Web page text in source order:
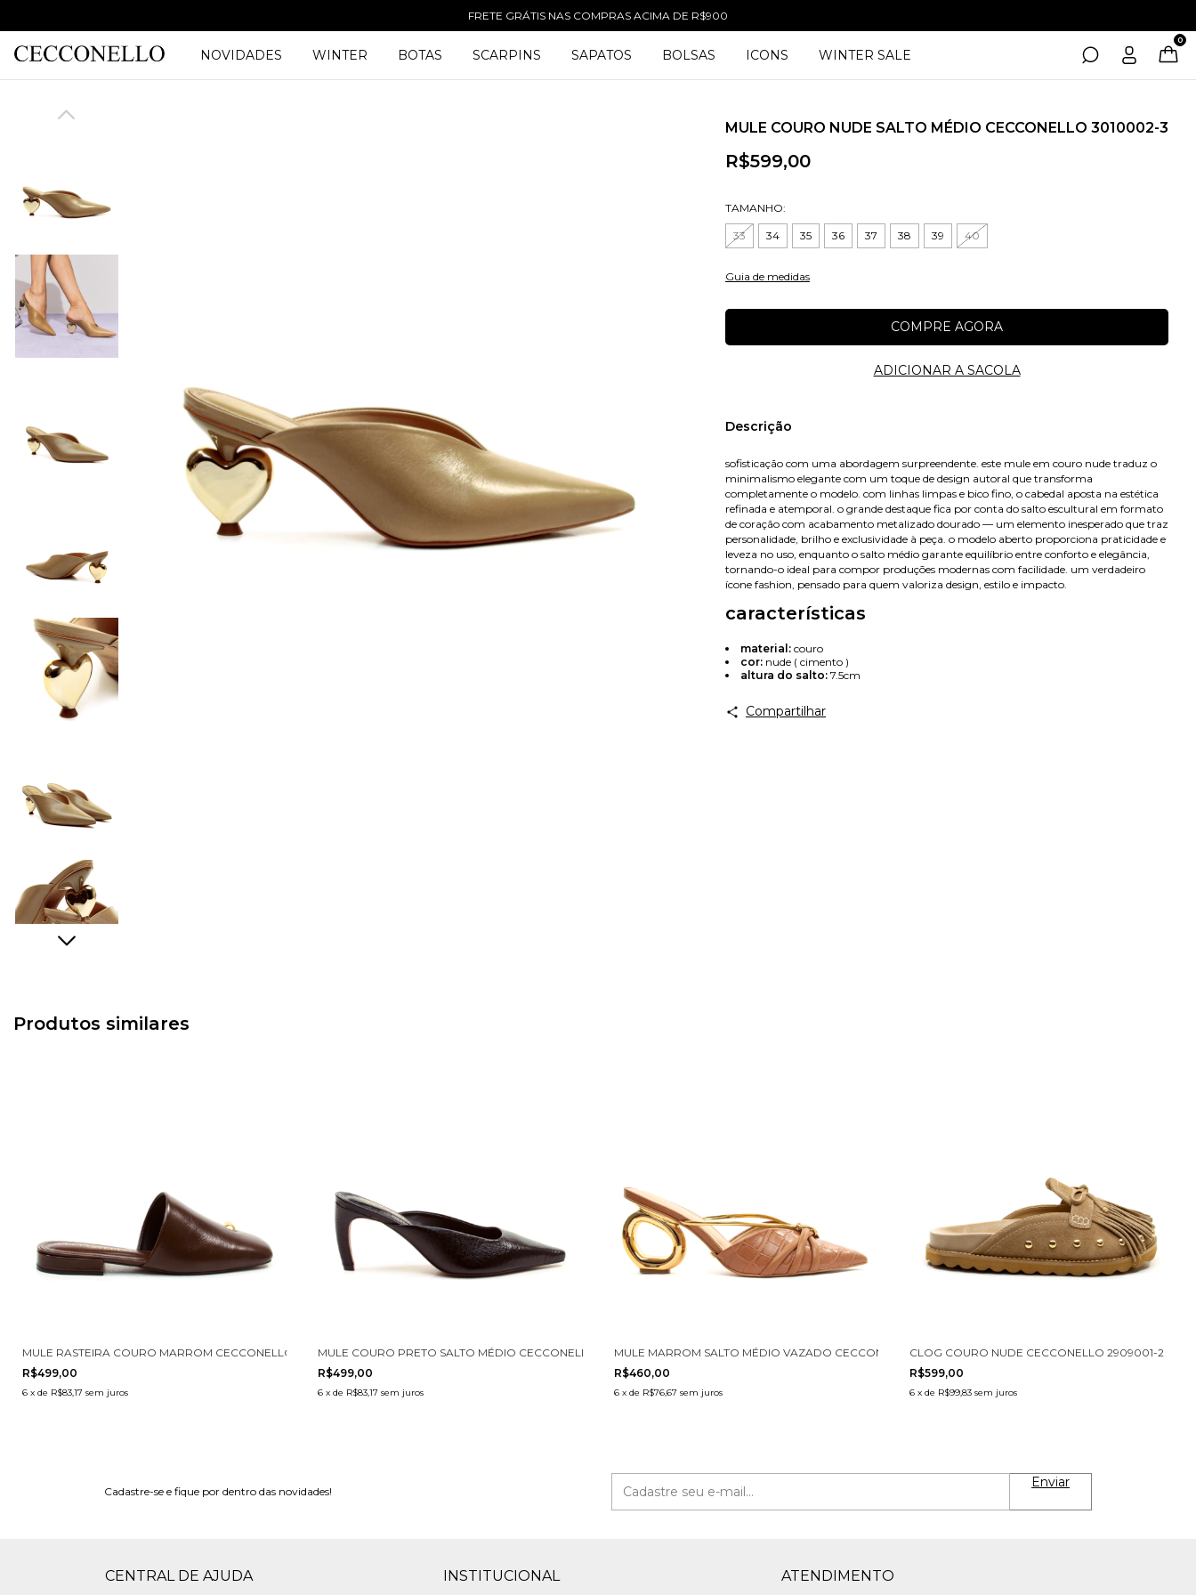
FRETE GRÁTIS NAS COMPRAS ACIMA DE R$900
NOVIDADES WINTER BOTAS SCARPINS SAPATOS BOLSAS ICONS WINTER SALE
0
MULE COURO NUDE SALTO MÉDIO CECCONELLO 3010002-3
R$599,00
TAMANHO:
33 34 35 36 37 38 39 40
Guia de medidas
E-mail
Celular
Descrição
sofisticação com uma abordagem surpreendente. este mule em couro nude traduz o
minimalismo elegante com um toque de design autoral que transforma
completamente o modelo. com linhas limpas e bico fino, o cabedal aposta na estética
refinada e atemporal. o grande destaque fica por conta do salto escultural em formato
de coração com acabamento metalizado dourado — um elemento inesperado que traz
personalidade, brilho e exclusividade à peça. o modelo aberto proporciona praticidade e
leveza no uso, enquanto o salto médio garante equilíbrio entre conforto e elegância,
tornando-o ideal para compor produções modernas com facilidade. um verdadeiro
ícone fashion, pensado para quem valoriza design, estilo e impacto.
características
material: couro
cor: nude ( cimento )
altura do salto: 7.5cm
Compartilhar
Produtos similares
1
MULE RASTEIRA COURO MARROM CECCONELLO 2486005-4
R$499,00
6 x de R$83,17 sem juros
MULE COURO PRETO SALTO MÉDIO CECCONELLO 2912003-2
R$499,00
6 xde R$83,17 sem juros
MULE MARROM SALTO MÉDIO VAZADO CECCONELLO 2271001-3
R$460,00
6 x de R$76,67 sem juros
CLOG COURO NUDE CECCONELLO 2909001-2
R$599,00
6 x de R$99,83 sem juros
Cadastre-se e fique por dentro das novidades!
CENTRAL DE AJUDA INSTITUCIONAL ATENDIMENTO